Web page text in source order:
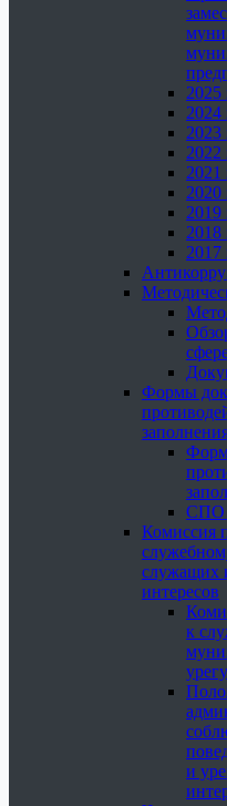
2025
2024
2023
2022
2021
2020
2019
2018
2017
Формы
СПО
Комиссия
служащих
интересов
к
и